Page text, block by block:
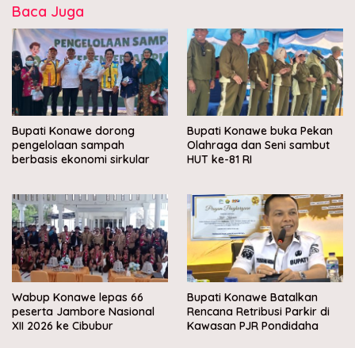
Baca Juga
Bupati Konawe dorong
pengelolaan sampah
berbasis ekonomi sirkular
Bupati Konawe buka Pekan
Olahraga dan Seni sambut
HUT ke-81 RI
Wabup Konawe lepas 66
peserta Jambore Nasional
XII 2026 ke Cibubur
Bupati Konawe Batalkan
Rencana Retribusi Parkir di
Kawasan PJR Pondidaha